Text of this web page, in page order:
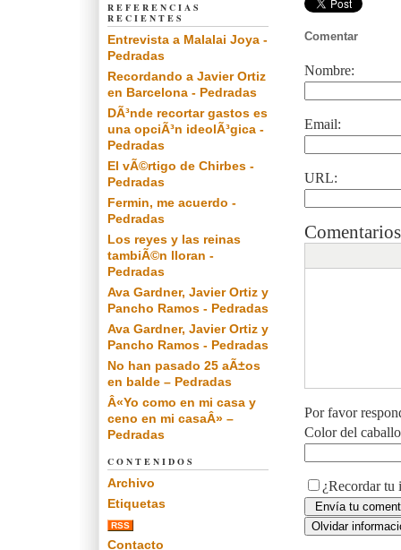
Comentar
Nombre:
Email:
URL:
Por favor
Color del
¿Recordar tu
REFERENCIAS
RECIENTES
Entrevista a Malalai Joya -
Pedradas
Recordando a Javier Ortiz
en Barcelona - Pedradas
DÃ³nde recortar gastos es
una opciÃ³n ideolÃ³gica -
Pedradas
El vÃ©rtigo de Chirbes -
Pedradas
Fermin, me acuerdo -
Pedradas
Los reyes y las reinas
tambiÃ©n lloran -
Pedradas
Ava Gardner, Javier Ortiz y
Pancho Ramos - Pedradas
Ava Gardner, Javier Ortiz y
Pancho Ramos - Pedradas
No han pasado 25 aÃ±os
en balde – Pedradas
Â«Yo como en mi casa y
ceno en mi casaÂ» –
Pedradas
CONTENIDOS
Archivo
Etiquetas
RSS
Contacto